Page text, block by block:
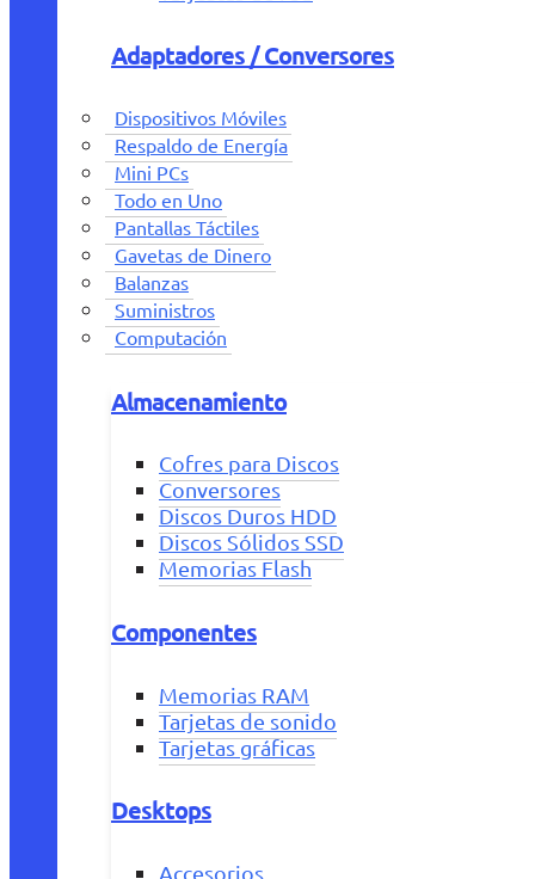
Adaptadores / Conversores
Dispositivos Móviles
Respaldo de Energía
Mini PCs
Todo en Uno
Pantallas Táctiles
Gavetas de Dinero
Balanzas
Suministros
Computación
Almacenamiento
Cofres para Discos
Conversores
Discos Duros HDD
Discos Sólidos SSD
Memorias Flash
Componentes
Memorias RAM
Tarjetas de sonido
Tarjetas gráficas
Desktops
Accesorios